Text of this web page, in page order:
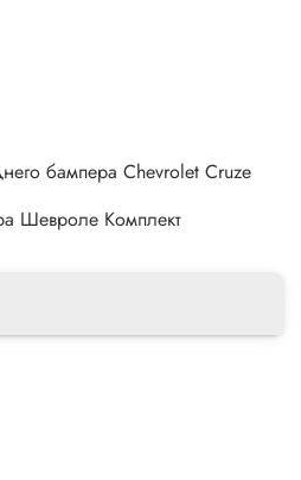
бампера Chevrolet Cruze
Шевроле Комплект